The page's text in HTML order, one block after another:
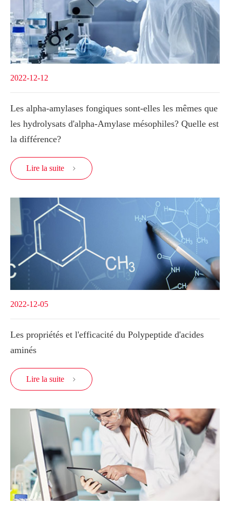
2022-12-12
Les alpha-amylases fongiques sont-elles les mêmes que
les hydrolysats d'alpha-Amylase mésophiles? Quelle est
la différence?
Lire la suite 
2022-12-05
Les propriétés et l'efficacité du Polypeptide d'acides
aminés
Lire la suite 